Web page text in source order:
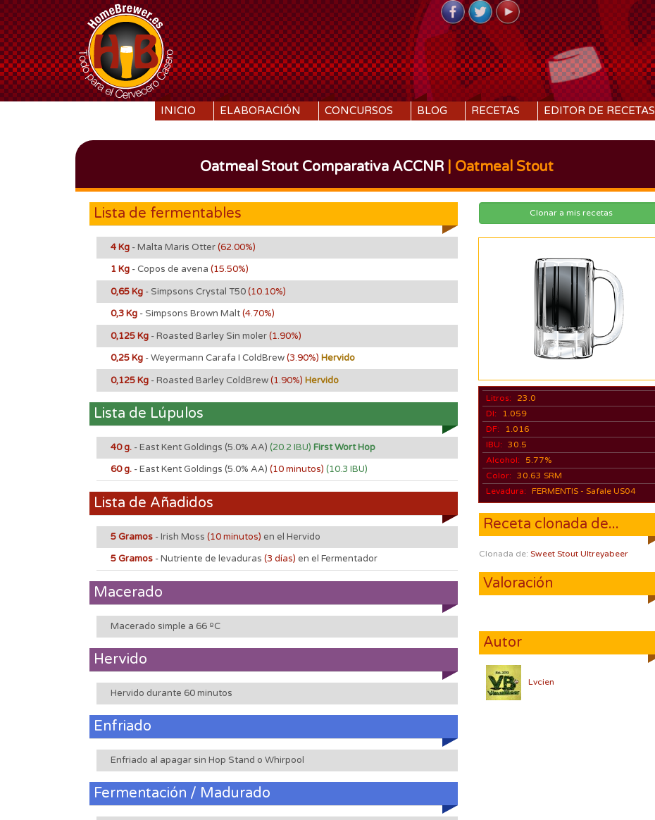
SKIP TO CONTENT
INICIO ELABORACIÓN CONCURSOS BLOG RECETAS EDITOR DE RECETAS
Oatmeal Stout Comparativa ACCNR| Oatmeal Stout
Lista de fermentables
4 Kg - Malta Maris Otter(62.00%)
1 Kg - Copos de avena (15.50%)
0,65 Kg - Simpsons Crystal T50(10.10%)
0,3 Kg - Simpsons Brown Malt(4.70%)
0,125 Kg - Roasted Barley Sin moler(1.90%)
0,25 Kg - Weyermann Carafa I ColdBrew(3.90%) Hervido
0,125 Kg - Roasted Barley ColdBrew(1.90%) Hervido
Lista de Lúpulos
40 g. - East Kent Goldings (5.0% AA) (20.2 IBU) First Wort Hop
60 g. - East Kent Goldings (5.0% AA) (10 minutos) (10.3 IBU)
Lista de Añadidos
5 Gramos - Irish Moss (10 minutos) en el Hervido
5 Gramos - Nutriente de levaduras (3 días) en el Fermentador
Macerado
Macerado simple a 66 ºC
Hervido
Hervido durante 60 minutos
Enfriado
Enfriado al apagar sin Hop Stand o Whirpool
Fermentación / Madurado
Clonar a mis recetas
Litros:
23.0
DI:
1.059
DF:
1.016
IBU: 30.5
Alcohol:
5.77%
Color: 30.63 SRM
Levadura: FERMENTIS - Safale US04
Receta clonada de...
Clonada de: Sweet Stout Ultreyabeer
Valoración
Autor
Lvcien